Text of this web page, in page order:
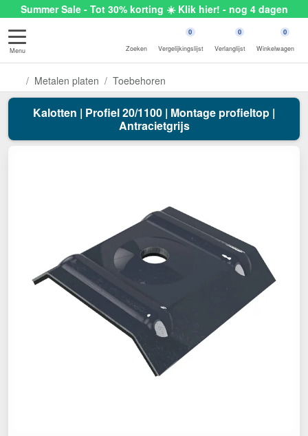
Summer Sale - Tot 30% korting ☀️ Klik hier! - nog 4 dagen
Menu Zoeken
0
Vergelijkingslijst
0
Verlanglijst
0
Winkelwagen
Metalen platen Toebehoren
Kalotten | Profiel 20/1100 | Montage profieltop |
Antracietgrijs